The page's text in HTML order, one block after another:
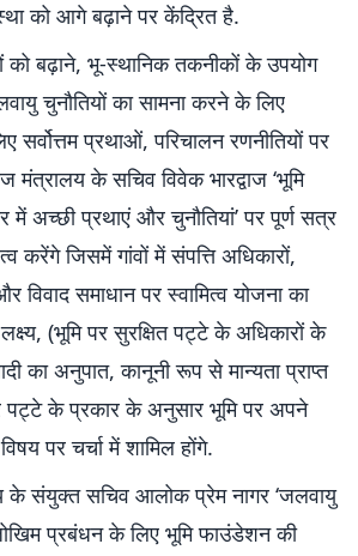
को आगे बढ़ाने पर केंद्रित है.
को बढ़ाने, भू-स्थानिक तकनीकों के उपयोग
चुनौतियों का सामना करने के लिए
सर्वोत्तम प्रथाओं, परिचालन रणनीतियों पर
मंत्रालय के सचिव विवेक भारद्वाज ‘भूमि
अच्छी प्रथाएं और चुनौतियां’ पर पूर्ण सत्र
करेंगे जिसमें गांवों में संपत्ति अधिकारों,
समाधान पर स्‍वामित्‍व योजना का
(भूमि पर सुरक्षित पट्टे के अधिकारों के
का अनुपात, कानूनी रूप से मान्यता प्राप्त
के प्रकार के अनुसार भूमि पर अपने
पर चर्चा में शामिल होंगे.
के संयुक्त सचिव आलोक प्रेम नागर ‘जलवायु
प्रबंधन के लिए भूमि फाउंडेशन की